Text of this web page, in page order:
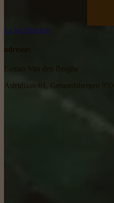
La localisation
Astridlaan 61, Geraardsbergen 9500